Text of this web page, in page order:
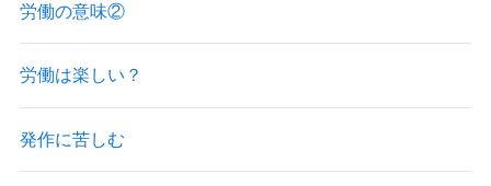
労働の意味②
労働は楽しい？
発作に苦しむ